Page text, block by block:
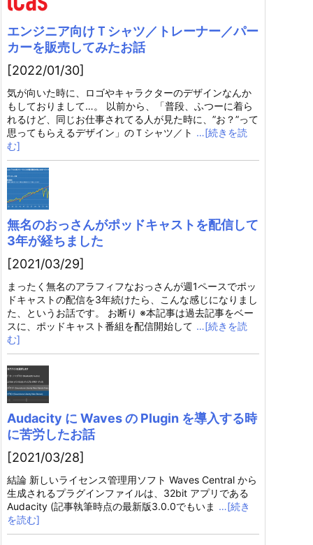
エンジニア向けＴシャツ／トレーナー／パー
カーを販売してみたお話
[2022/01/30]
気が向いた時に、ロゴやキャラクターのデザインなんか
もしておりまして…。 以前から、「普段、ふつーに着ら
れるけど、同じお仕事されてる人が見た時に、”お？”って
思ってもらえるデザイン」のＴシャツ／ト …[続きを読
む]
無名のおっさんがポッドキャストを配信して
3年が経ちました
[2021/03/29]
まったく無名のアラフィフなおっさんが週1ペースでポッ
ドキャストの配信を3年続けたら、こんな感じになりまし
た、というお話です。 お断り ※本記事は過去記事をベー
スに、ポッドキャスト番組を配信開始して …[続きを読
む]
Audacity に Waves の Plugin を導入する時
に苦労したお話
[2021/03/28]
結論 新しいライセンス管理用ソフト Waves Central から
生成されるプラグインファイルは、32bit アプリである
Audacity (記事執筆時点の最新版3.0.0でもいま …[続き
を読む]